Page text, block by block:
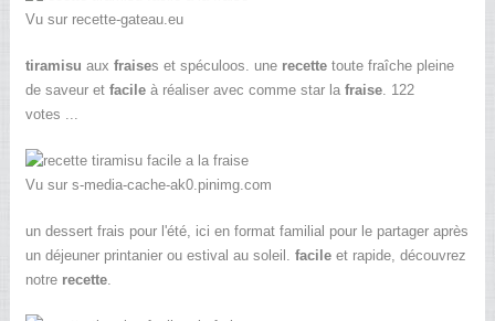
Vu sur recette-gateau.eu
tiramisu aux fraises et spéculoos. une recettetoute fraîche pleine
de saveur et facileà réaliser avec comme star la fraise. 122
votes ...
Vu sur s-media-cache-ak0.pinimg.com
un dessert frais pour l'été, ici en format familial pour le partager après
un déjeuner printanier ou estival au soleil. facileet rapide, découvrez
notre recette.